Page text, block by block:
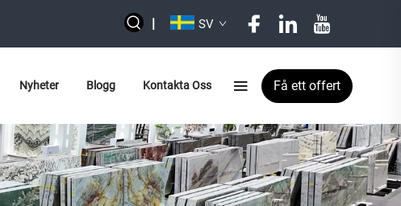
| SV
Nyheter Blogg Kontakta Oss Få ett offert